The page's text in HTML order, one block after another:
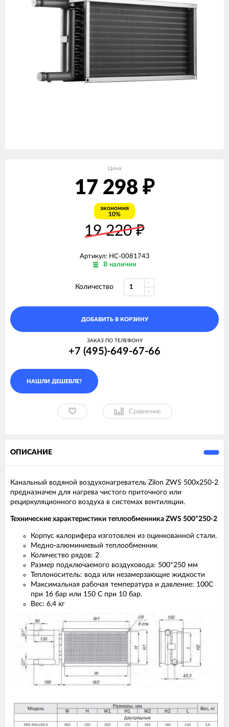
Цена
17 298 ₽
экономия
10%
19 220₽
Артикул: НС-0081743
В наличии
Количество
ДОБАВИТЬ В КОРЗИНУ
ЗАКАЗ ПО ТЕЛЕФОНУ
+7 (495)-649-67-66
Сравнение
ОПИСАНИЕ
Канальный водяной воздухонагреватель Zilon ZWS 500х250-2
предназначен для нагрева чистого приточного или
рециркуляционного воздуха в системах вентиляции.
Технические характеристики теплообменника ZWS 500*250-2
Корпус калорифера изготовлен из оцинкованной стали.
Медно-алюминиевый теплообменник
Количество рядов: 2
Размер подключаемого воздуховода: 500*250 мм
Теплоноситель: вода или незамерзающие жидкости
Максимальная рабочая температура и давление: 100С
при 16 бар или 150 С при 10 бар.
Вес: 6,4 кг